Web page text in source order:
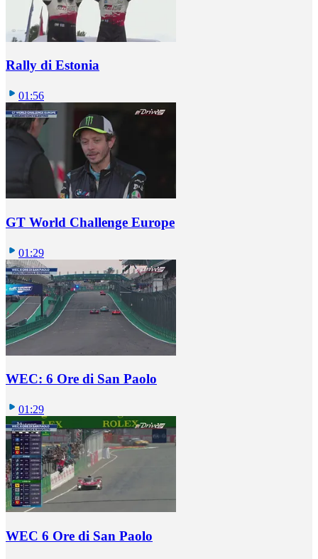
Rally di Estonia
01:56
GT World Challenge Europe
01:29
WEC: 6 Ore di San Paolo
01:29
WEC 6 Ore di San Paolo